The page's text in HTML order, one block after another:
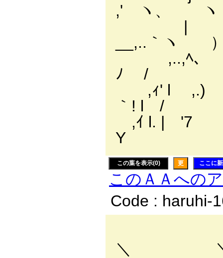
,' ヽ、 ヽ
| ノ
__,..｀ヽ
,..,ﾍ、
ﾉ /
,ｨ' l ,.)
｀! l /
,ｲ l. |
Y
この葉を表示(0) 更 ここに
このＡＡへの
Code : haruhi-
＼